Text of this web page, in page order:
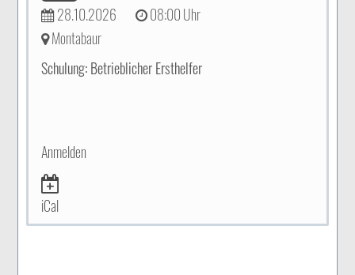
28.10.2026 08:00 Uhr
Montabaur
Schulung: Betrieblicher Ersthelfer
Anmelden
iCal